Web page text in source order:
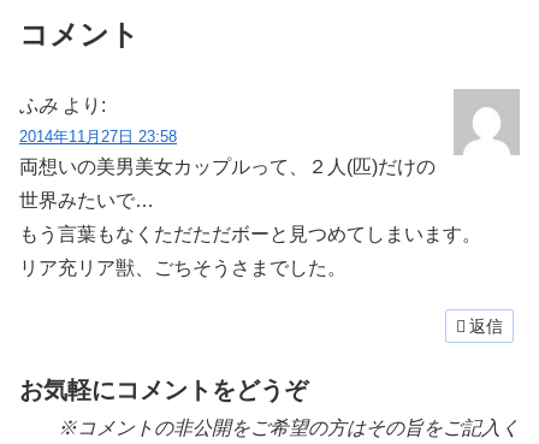
コメント
ふみ より:
2014年11月27日 23:58
両想いの美男美女カップルって、２人(匹)だけの
世界みたいで…
もう言葉もなくただただボーと見つめてしまいます。
リア充リア獣、ごちそうさまでした。
返信
お気軽にコメントをどうぞ
※コメントの非公開をご希望の方はその旨をご記入く